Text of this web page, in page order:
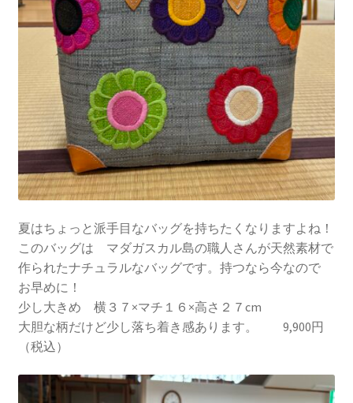
夏はちょっと派手目なバッグを持ちたくなりますよね！
このバッグは マダガスカル島の職人さんが天然素材で
作られたナチュラルなバッグです。持つなら今なので
お早めに！
少し大きめ 横３７×マチ１６×高さ２７cm
大胆な柄だけど少し落ち着き感あります。 9,900円
（税込）